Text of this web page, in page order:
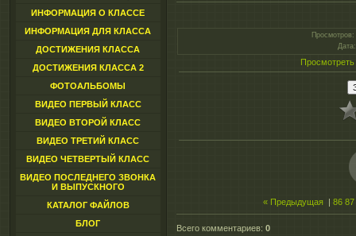
ИНФОРМАЦИЯ О КЛАССЕ
ИНФОРМАЦИЯ ДЛЯ КЛАССА
ДОСТИЖЕНИЯ КЛАССА
ДОСТИЖЕНИЯ КЛАССА 2
ФОТОАЛЬБОМЫ
ВИДЕО ПЕРВЫЙ КЛАСС
ВИДЕО ВТОРОЙ КЛАСС
ВИДЕО ТРЕТИЙ КЛАСС
ВИДЕО ЧЕТВЕРТЫЙ КЛАСС
ВИДЕО ПОСЛЕДНЕГО ЗВОНКА
И ВЫПУСКНОГО
КАТАЛОГ ФАЙЛОВ
БЛОГ
Просмотров:
Дата
« Предыдущая 86 87
Всего комментариев: 0